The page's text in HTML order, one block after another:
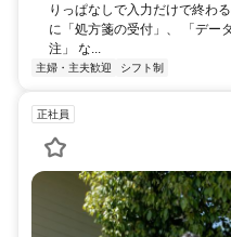
りっぱなしで入力だけで終わ
に「処方箋の受付」、 「デー
注」 な...
主婦・主夫歓迎 シフト制
正社員